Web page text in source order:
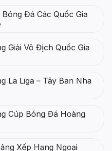
Đá Các Quốc Gia
Giải Vô Địch Quốc Gia
La Liga – Tây Ban Nha
Cúp Bóng Đá Hoàng
Xếp Hạng Ngoại